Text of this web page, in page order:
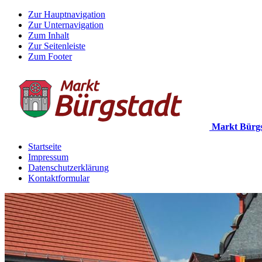
Zur Hauptnavigation
Zur Unternavigation
Zum Inhalt
Zur Seitenleiste
Zum Footer
Markt
Startseite
Impressum
Datenschutzerklärung
Kontaktformular